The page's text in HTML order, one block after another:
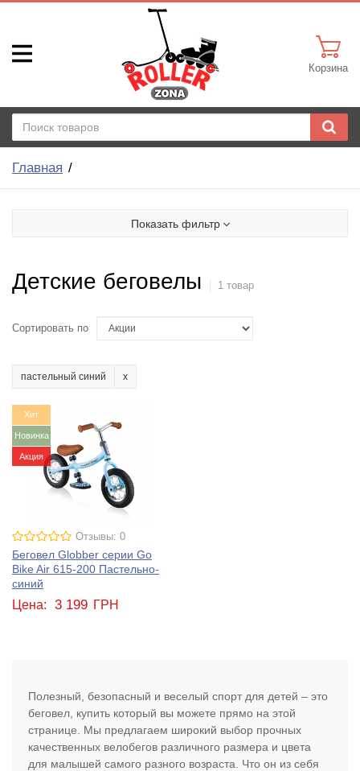
Корзина
Главная
Показать фильтр
Детские беговелы 1 товар
Сортировать по
пастельный синий
Хит
Новинка
Акция
Отзывы: 0
Беговел Globber серии Go
Bike Air 615-200 Пастельно-
синий
Цена: 3 199 ГРН
Полезный, безопасный и веселый спорт для детей – это
беговел, купить который вы можете прямо на этой
странице. Мы предлагаем широкий выбор прочных
качественных велобегов различного размера и цвета
для малышей самого разного возраста. Что он из себя